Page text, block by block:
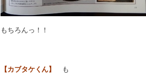
もちろんっ！！
【カブタケくん】 も